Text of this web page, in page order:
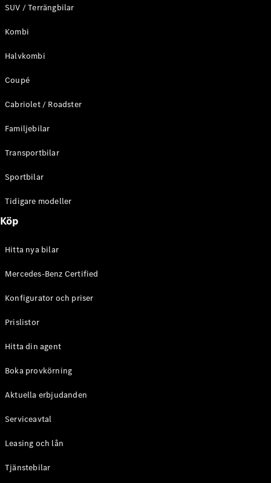
Store
Alla
Roadster
Cabriolet
Mercedes-
Monogram
Konfigurator
Benz Online
Grand Limousine
SUV / Terrängbilar
Kombi
Halvkombi
Coupé
Cabriolet / Roadster
Familjebilar
Transportbilar
Sportbilar
Tidigare modeller
Köp
Hitta nya bilar
Mercedes-Benz Certified
Konfigurator och priser
Prislistor
Hitta din agent
Boka provkörning
Aktuella erbjudanden
Serviceavtal
Leasing och lån
Tjänstebilar